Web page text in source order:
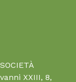
XXIII, 8,